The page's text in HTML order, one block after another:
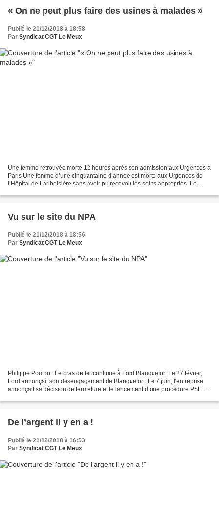
« On ne peut plus faire des usines à malades »
Publié le 21/12/2018 à 18:58
Par Syndicat CGT Le Meux
Une femme retrouvée morte 12 heures après son admission aux Urgences à
Paris Une femme d’une cinquantaine d’année est morte aux Urgences de
l’Hôpital de Lariboisière sans avoir pu recevoir les soins appropriés. Le
Vu sur le site du NPA
Publié le 21/12/2018 à 18:56
Par Syndicat CGT Le Meux
Philippe Poutou : Le bras de fer continue à Ford Blanquefort Le 27 février,
Ford annonçait son désengagement de Blanquefort. Le 7 juin, l’entreprise
annonçait sa décision de fermeture et le lancement d’une procédure PSE de
De l’argent il y en a !
Publié le 21/12/2018 à 16:53
Par Syndicat CGT Le Meux